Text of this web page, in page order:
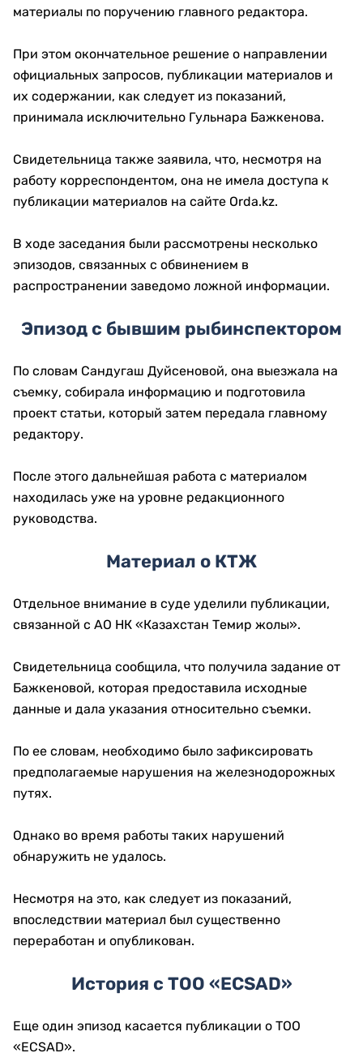
материалы по поручению главного редактора.
При этом окончательное решение о направлении
официальных запросов, публикации материалов и
их содержании, как следует из показаний,
принимала исключительно Гульнара Бажкенова.
Свидетельница также заявила, что, несмотря на
работу корреспондентом, она не имела доступа к
публикации материалов на сайте Orda.kz.
В ходе заседания были рассмотрены несколько
эпизодов, связанных с обвинением в
распространении заведомо ложной информации.
Эпизод с бывшим рыбинспектором
По словам Сандугаш Дуйсеновой, она выезжала на
съемку, собирала информацию и подготовила
проект статьи, который затем передала главному
редактору.
После этого дальнейшая работа с материалом
находилась уже на уровне редакционного
руководства.
Материал о КТЖ
Отдельное внимание в суде уделили публикации,
связанной с АО НК «Казахстан Темир жолы».
Свидетельница сообщила, что получила задание от
Бажкеновой, которая предоставила исходные
данные и дала указания относительно съемки.
По ее словам, необходимо было зафиксировать
предполагаемые нарушения на железнодорожных
путях.
Однако во время работы таких нарушений
обнаружить не удалось.
Несмотря на это, как следует из показаний,
впоследствии материал был существенно
переработан и опубликован.
История с ТОО «ECSAD»
Еще один эпизод касается публикации о ТОО
«ECSAD».